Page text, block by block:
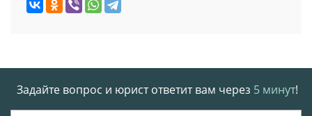
Задайте вопрос и юрист ответит вам через 5 минут!